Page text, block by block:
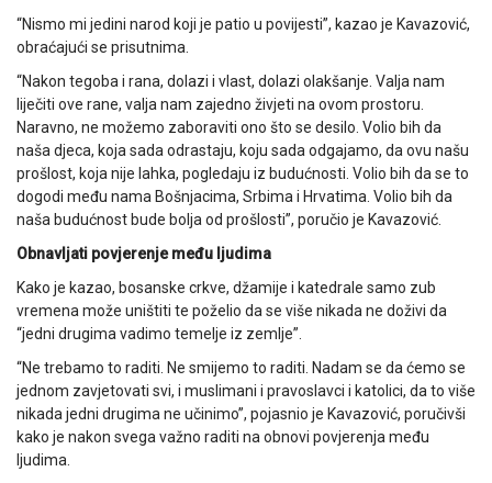
“Nismo mi jedini narod koji je patio u povijesti”, kazao je Kavazović,
obraćajući se prisutnima.
“Nakon tegoba i rana, dolazi i vlast, dolazi olakšanje. Valja nam
liječiti ove rane, valja nam zajedno živjeti na ovom prostoru.
Naravno, ne možemo zaboraviti ono što se desilo. Volio bih da
naša djeca, koja sada odrastaju, koju sada odgajamo, da ovu našu
prošlost, koja nije lahka, pogledaju iz budućnosti. Volio bih da se to
dogodi među nama Bošnjacima, Srbima i Hrvatima. Volio bih da
naša budućnost bude bolja od prošlosti”, poručio je Kavazović.
Obnavljati povjerenje među ljudima
Kako je kazao, bosanske crkve, džamije i katedrale samo zub
vremena može uništiti te poželio da se više nikada ne doživi da
“jedni drugima vadimo temelje iz zemlje”.
“Ne trebamo to raditi. Ne smijemo to raditi. Nadam se da ćemo se
jednom zavjetovati svi, i muslimani i pravoslavci i katolici, da to više
nikada jedni drugima ne učinimo”, pojasnio je Kavazović, poručivši
kako je nakon svega važno raditi na obnovi povjerenja među
ljudima.